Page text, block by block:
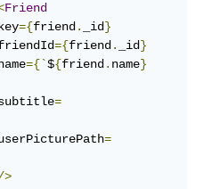
<Friend
                    key
={friend. _id}
                    friendId
={friend. _id}
                    name
={`${friend.name}
                    subtitle
=
                    userPicturePath
=
/>